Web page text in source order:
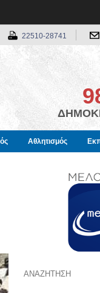
22510-28741
Αθλητισμός